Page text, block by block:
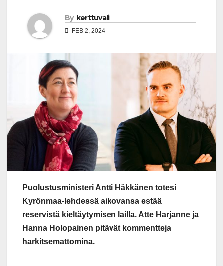
By kerttuvali
FEB 2, 2024
Puolustusministeri Antti Häkkänen totesi
Kyrönmaa-lehdessä aikovansa estää
reservistä kieltäytymisen lailla. Atte Harjanne ja
Hanna Holopainen pitävät kommentteja
harkitsemattomina.